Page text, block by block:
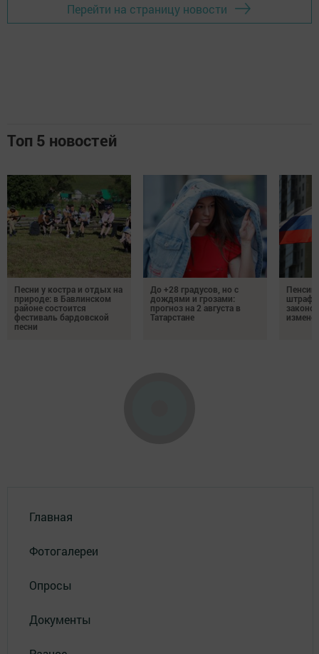
Перейти на страницу новости
Топ 5 новостей
Песни у костра и отдых на
природе: в Бавлинском
районе состоится
фестиваль бардовской
песни
До +28 градусов, но с
дождями и грозами:
прогноз на 2 августа в
Татарстане
Главная
Фотогалереи
Опросы
Документы